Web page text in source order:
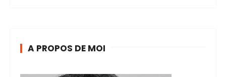
A PROPOS DE MOI